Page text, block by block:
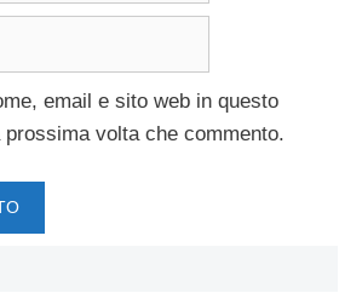
email e sito web in questo
prossima volta che commento.